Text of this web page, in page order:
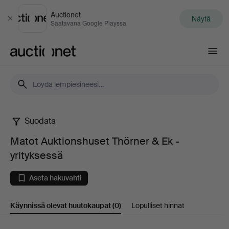
Sulje
Auctionet
Saatavana Google Playssa Näytä
Matot
Auktionshuset
Thörner
Suodata
Matot Auktionshuset Thörner & Ek -
yrityksessä
Aseta hakuvahti
Käynnissä olevat huutokaupat(0) Lopulliset hinnat